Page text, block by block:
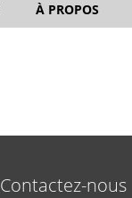
À PROPOS
Contactez-nous